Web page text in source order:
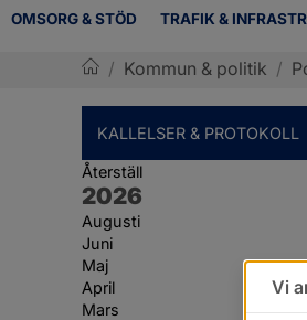
OMSORG & STÖD TRAFIK &
/ Kommun & politik /
KALLELSER & PROTOKOLL
Återställ
År:
2026
Augusti
Juni
Maj
April
Mars
Vi